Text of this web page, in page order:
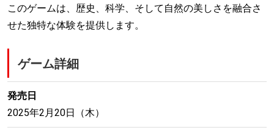
このゲームは、歴史、科学、そして自然の美しさを融合さ
せた独特な体験を提供します。
ゲーム詳細
発売日
2025年2月20日（木）